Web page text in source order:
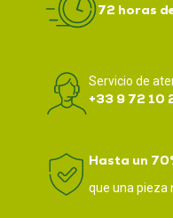
72 horas
Servicio de
+33 9 72 10
Hasta un
que una pieza